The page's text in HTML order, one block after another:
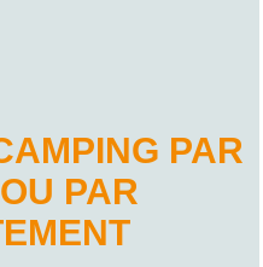
PAR
PAR